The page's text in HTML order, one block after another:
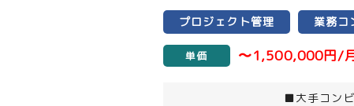
プロジェクト管理 業務コ
単価 〜1,500,000円/
■大手コン